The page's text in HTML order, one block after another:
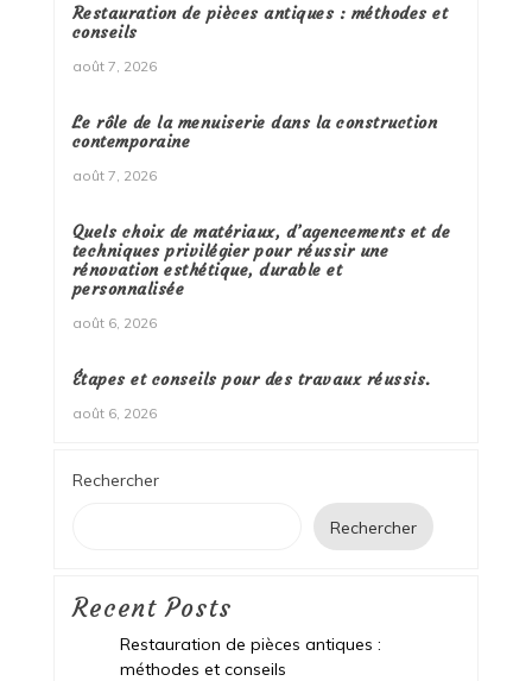
Restauration de pièces antiques : méthodes et
conseils
août 7, 2026
Le rôle de la menuiserie dans la construction
contemporaine
août 7, 2026
Quels choix de matériaux, d’agencements et de
techniques privilégier pour réussir une
rénovation esthétique, durable et
personnalisée
août 6, 2026
Étapes et conseils pour des travaux réussis.
août 6, 2026
Rechercher
Rechercher
Recent Posts
Restauration de pièces antiques :
méthodes et conseils